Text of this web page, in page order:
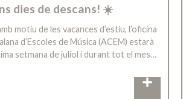
dies de descans! ☀️
motiu de les vacances d’estiu, l’oficina
d’Escoles de Música (ACEM) estarà
setmana de juliol i durant tot el mes…